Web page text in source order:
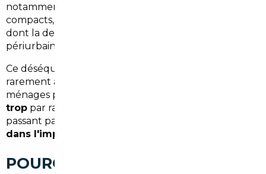
notamment sur les modèles populaires — SUV
compacts, berlines familiales, véhicules électriques —
dont la demande est forte dans les zones
périurbaines comme celle d'Ézanville.
Ce déséquilibre entre offre et demande profite
rarement à l'acheteur. Résultat : beaucoup de
ménages paient leur véhicule
trop par rapport à ce qu'ils auraient pu obtenir en
passant par un
dans l'import
POURQUOI L'EUROPE OUVRE